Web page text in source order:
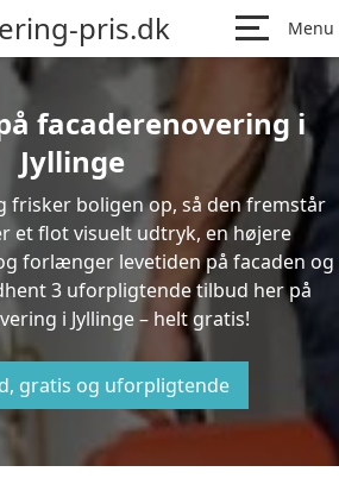
pris.dk Menu
facaderenovering i
Jyllinge
frisker boligen op, så den fremstår
et flot visuelt udtryk, en højere
forlænger levetiden på facaden og
3 uforpligtende tilbud her på
i Jyllinge – helt gratis!
gratis og uforpligtende